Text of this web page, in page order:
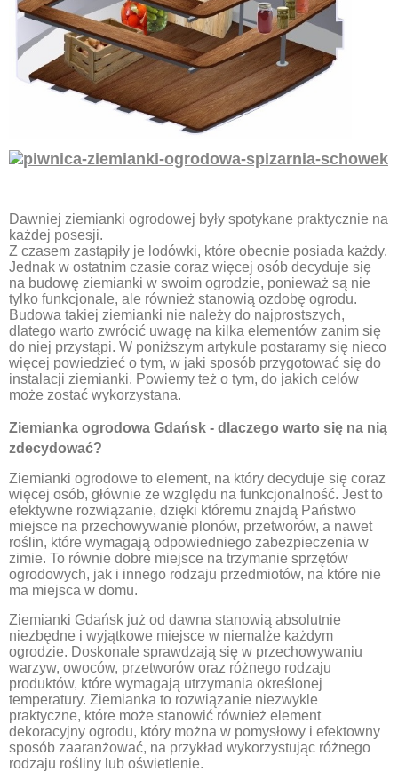
Dawniej ziemianki ogrodowej były spotykane praktycznie na
każdej posesji.
Z czasem zastąpiły je lodówki, które obecnie posiada każdy.
Jednak w ostatnim czasie coraz więcej osób decyduje się
na budowę ziemianki w swoim ogrodzie, ponieważ są nie
tylko funkcjonale, ale również stanowią ozdobę ogrodu.
Budowa takiej ziemianki nie należy do najprostszych,
dlatego warto zwrócić uwagę na kilka elementów zanim się
do niej przystąpi. W poniższym artykule postaramy się nieco
więcej powiedzieć o tym, w jaki sposób przygotować się do
instalacji ziemianki. Powiemy też o tym, do jakich celów
może zostać wykorzystana.
Ziemianka ogrodowa Gdańsk - dlaczego warto się na nią
zdecydować?
Ziemianki ogrodowe to element, na który decyduje się coraz
więcej osób, głównie ze względu na funkcjonalność. Jest to
efektywne rozwiązanie, dzięki któremu znajdą Państwo
miejsce na przechowywanie plonów, przetworów, a nawet
roślin, które wymagają odpowiedniego zabezpieczenia w
zimie. To równie dobre miejsce na trzymanie sprzętów
ogrodowych, jak i innego rodzaju przedmiotów, na które nie
ma miejsca w domu.
Ziemianki Gdańsk już od dawna stanowią absolutnie
niezbędne i wyjątkowe miejsce w niemalże każdym
ogrodzie. Doskonale sprawdzają się w przechowywaniu
warzyw, owoców, przetworów oraz różnego rodzaju
produktów, które wymagają utrzymania określonej
temperatury. Ziemianka to rozwiązanie niezwykle
praktyczne, które może stanowić również element
dekoracyjny ogrodu, który można w pomysłowy i efektowny
sposób zaaranżować, na przykład wykorzystując różnego
rodzaju rośliny lub oświetlenie.